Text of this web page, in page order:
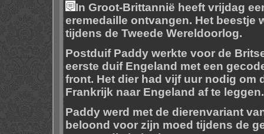
In Groot-Brittannië heeft vrijdag
eremedaille ontvangen. Het beestje
tijdens de Tweede Wereldoorlog.
Postduif Paddy werkte voor de
eerste duif Engeland met een
front. Het dier had vijf uur nodig om
Frankrijk naar Engeland af te leggen.
Paddy werd met de dierenvariant
beloond voor zijn moed tijdens de